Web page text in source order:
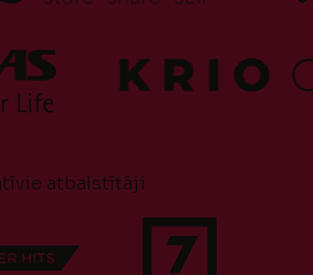
atbalstītāji